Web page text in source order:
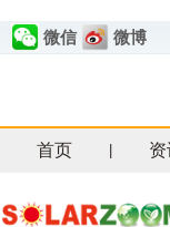
微信 微博
首页